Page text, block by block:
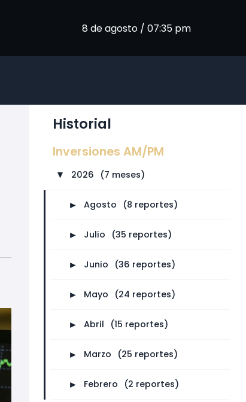
8 de agosto / 07:35 pm
Historial
Inversiones AM/PM
► 2026 (7 meses)
► Agosto (8 reportes)
► Julio (35 reportes)
► Junio (36 reportes)
► Mayo (24 reportes)
► Abril (15 reportes)
► Marzo (25 reportes)
► Febrero (2 reportes)